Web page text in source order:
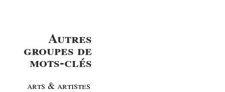
Autres
groupes de
mots-clés
arts & artistes